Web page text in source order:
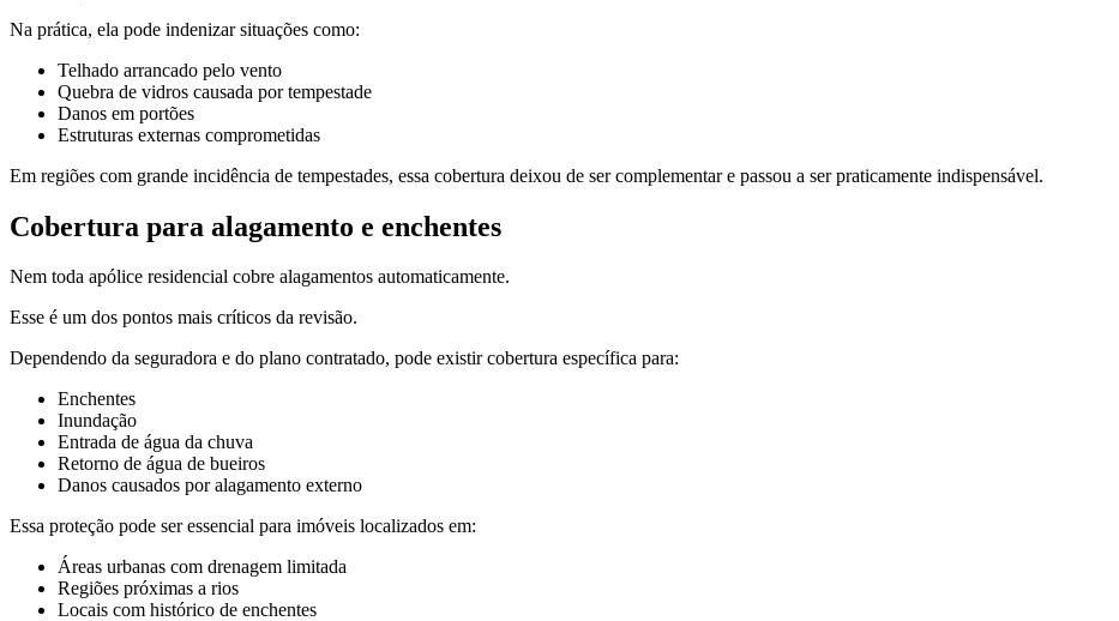
Na prática, ela pode indenizar situações como:
Telhado arrancado pelo vento
Quebra de vidros causada por tempestade
Danos em portões
Estruturas externas comprometidas
Em regiões com grande incidência de tempestades, essa cobertura deixou de ser complementar e passou a ser praticamente indispensável.
Cobertura para alagamento e enchentes
Nem toda apólice residencial cobre alagamentos automaticamente.
Esse é um dos pontos mais críticos da revisão.
Dependendo da seguradora e do plano contratado, pode existir cobertura específica para:
Enchentes
Inundação
Entrada de água da chuva
Retorno de água de bueiros
Danos causados por alagamento externo
Essa proteção pode ser essencial para imóveis localizados em:
Áreas urbanas com drenagem limitada
Regiões próximas a rios
Locais com histórico de enchentes